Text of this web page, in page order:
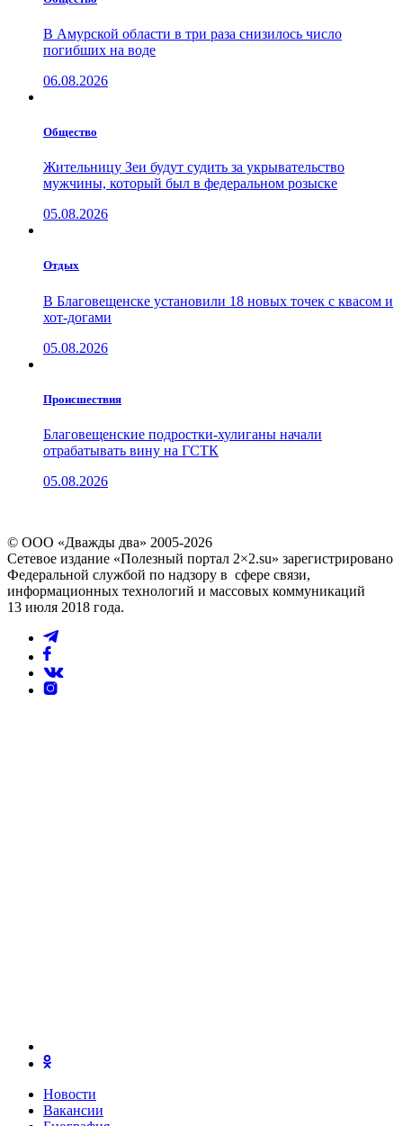
В Амурской области в три раза снизилось число
погибших на воде
06.08.2026
Общество
Жительницу Зеи будут судить за укрывательство
мужчины, который был в федеральном розыске
05.08.2026
Отдых
В Благовещенске установили 18 новых точек с квасом и
хот-догами
05.08.2026
Проиcшествия
Благовещенские подростки-хулиганы начали
отрабатывать вину на ГСТК
05.08.2026
© ООО «Дважды два» 2005-2026
Сетевое издание «Полезный портал 2×2.su» зарегистрировано
Федеральной службой по надзору в сфере связи,
информационных технологий и массовых коммуникаций
13 июля 2018 года.
Новости
Вакансии